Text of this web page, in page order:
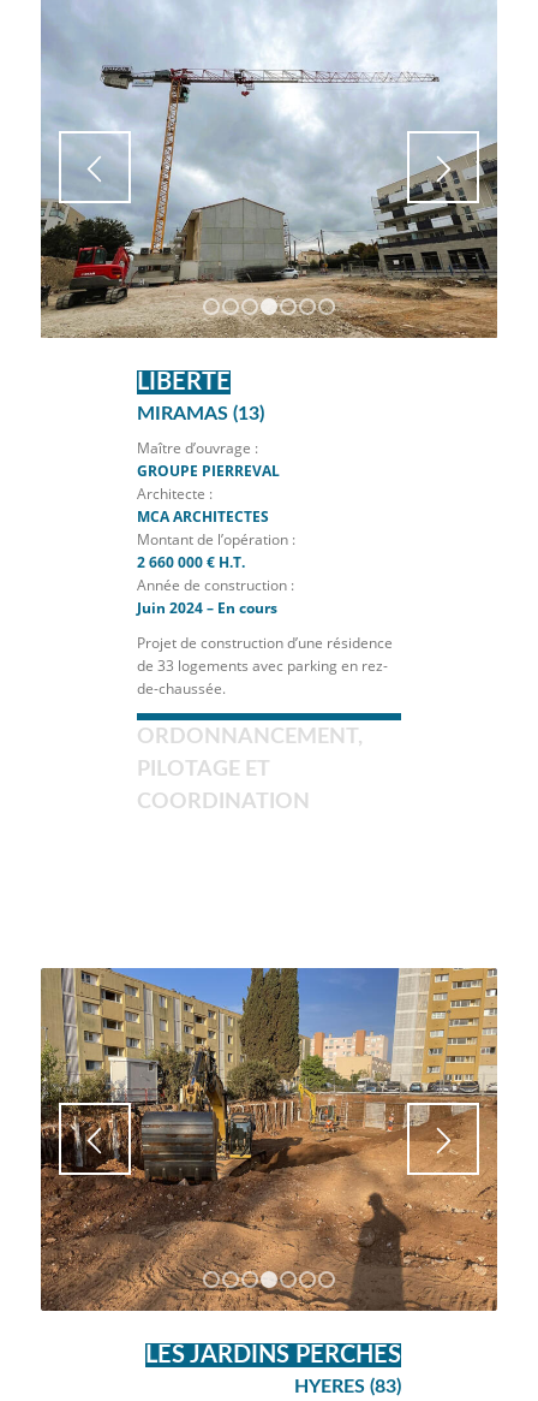
1 2 3 4 5 6 7
LIBERTE
MIRAMAS (13)
Maître d’ouvrage :
GROUPE PIERREVAL
Architecte :
MCA ARCHITECTES
Montant de l’opération :
2 660 000 € H.T.
Année de construction :
Juin 2024 – En cours
Projet de construction d’une résidence
de 33 logements avec parking en rez-
de-chaussée.
ORDONNANCEMENT,
PILOTAGE ET
COORDINATION
LES JARDINS PERCHES
HYERES (83)
1 2 3 5 6 7